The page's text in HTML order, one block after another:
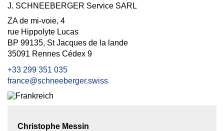
J. SCHNEEBERGER Service SARL
ZA de mi-voie, 4
rue Hippolyte Lucas
BP 99135, St Jacques de la lande
35091 Rennes Cédex 9
+33 299 351 035
france@schneeberger.swiss
Christophe Messin